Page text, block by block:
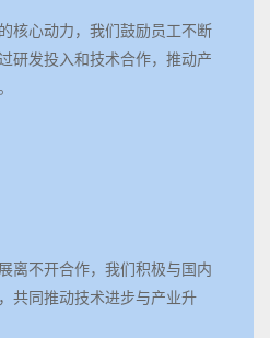
核心动力，我们鼓励员工不断
研发投入和技术合作，推动产
离不开合作，我们积极与国内
共同推动技术进步与产业升